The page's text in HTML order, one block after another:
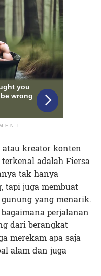
kreator konten
adalah Fiersa
tak hanya
tapi juga membuat
yang menarik.
perjalanan
dari berangkat
merekam apa saja
alam dan juga